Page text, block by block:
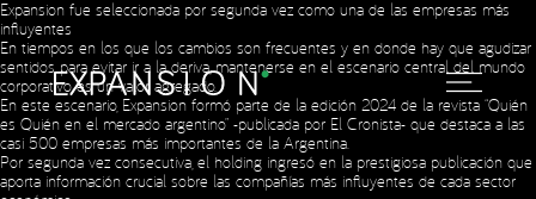
Expansion fue seleccionada por segunda vez como una de las empresas más
influyentes
En tiempos en los que los cambios son frecuentes y en donde hay que agudizar
sentidos para evitar ir a la deriva, mantenerse en el escenario central del mundo
corporativo es un valor agregado.
En este escenario, Expansion formó parte de la edición 2024 de la revista “Quién
es Quién en el mercado argentino” -publicada por El Cronista- que destaca a las
casi 500 empresas más importantes de la Argentina.
Por segunda vez consecutiva, el holding ingresó en la prestigiosa publicación que
aporta información crucial sobre las compañías más influyentes de cada sector